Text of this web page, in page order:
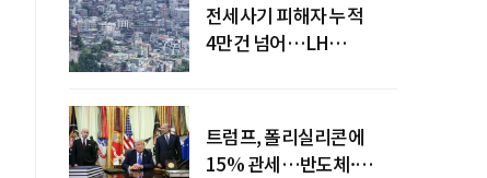
전세사기 피해자 누적
4만건 넘어…LH
트럼프, 폴리실리콘에
15% 관세…반도체·